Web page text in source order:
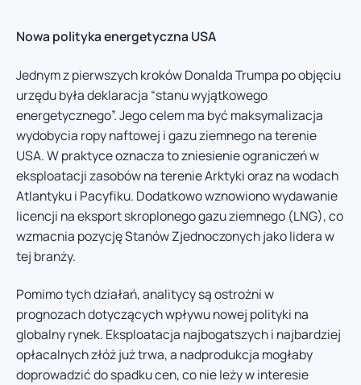
Nowa polityka energetyczna USA
Jednym z pierwszych kroków Donalda Trumpa po objęciu
urzędu była deklaracja “stanu wyjątkowego
energetycznego”. Jego celem ma być maksymalizacja
wydobycia ropy naftowej i gazu ziemnego na terenie
USA. W praktyce oznacza to zniesienie ograniczeń w
eksploatacji zasobów na terenie Arktyki oraz na wodach
Atlantyku i Pacyfiku. Dodatkowo wznowiono wydawanie
licencji na eksport skroplonego gazu ziemnego (LNG), co
wzmacnia pozycję Stanów Zjednoczonych jako lidera w
tej branży.
Pomimo tych działań, analitycy są ostrożni w
prognozach dotyczących wpływu nowej polityki na
globalny rynek. Eksploatacja najbogatszych i najbardziej
opłacalnych złóż już trwa, a nadprodukcja mogłaby
doprowadzić do spadku cen, co nie leży w interesie